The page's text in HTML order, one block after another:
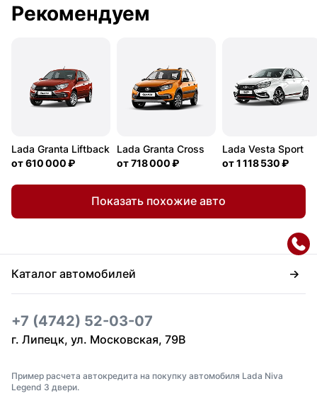
Рекомендуем
Lada Granta Liftback
от610 000 ₽
Lada Granta Cross
от718 000 ₽
Lada Vesta Sport
от1 118 530 ₽
Показать похожие авто
Каталог автомобилей
+7 (4742) 52-03-07
г. Липецк, ул. Московская, 79В
Пример расчета автокредита на покупку автомобиля Lada Niva
Legend 3 двери.